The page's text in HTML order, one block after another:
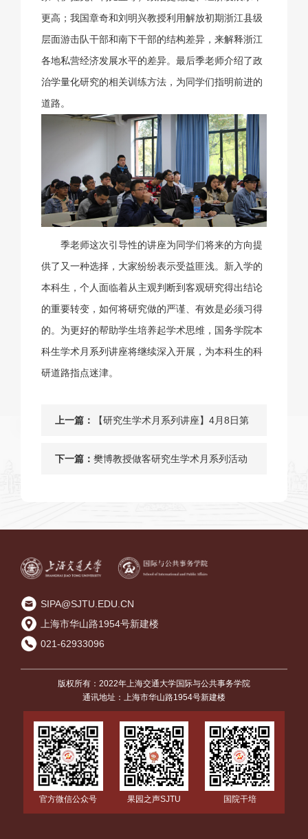
更高；我国章奇和刘明兴教授利用解放初期浙江县级
层面游击队干部和南下干部的结构差异，来解释浙江
各地私营经济发展水平的差异。最后季老师介绍了政
治学量化研究的相关训练方法，为同学们指明前进的
道路。
季老师这次引导性的讲座为同学们将来的方向提
供了又一种选择，大家纷纷表示受益匪浅。新入学的
本科生，个人面临着从主观判断到客观研究得出结论
的重要转变，如何将研究做的严谨、有效是必须习得
的。为更好的帮助学生培养起学术思维，国务学院本
科生学术月系列讲座将继续深入开展，为本科生的科
研道路指点迷津。
上一篇： 【研究生学术月系列讲座】4月8日第
五讲：案例研究及论文写作经验分享
下一篇： 樊博教授做客研究生学术月系列活动
SIPA@SJTU.EDU.CN
上海市华山路1954号新建楼
021-62933096
版权所有：2022年上海交通大学国际与公共事务学院
通讯地址：上海市华山路1954号新建楼
官方微信公众号 果园之声SJTU 国院干培